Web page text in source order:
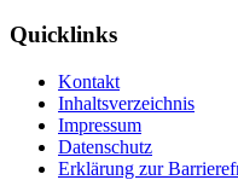
Quicklinks
Kontakt
Inhaltsverzeichnis
Impressum
Datenschutz
Erklärung zur